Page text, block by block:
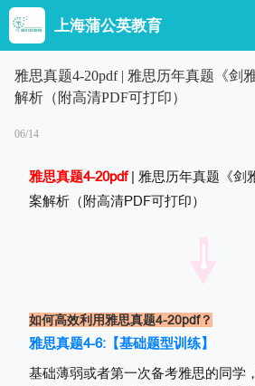
上海蒲公英教育
雅思真题4-20pdf | 雅思历年真题《剑
解析（附高清PDF可打印）
06/14
雅思真题4-20pdf| 雅思历年真题《剑
案解析（附高清PDF可打印）
如何高效利用雅思真题4-20pdf？
雅思真题4-6:【基础题型训练】
基础薄弱或者第一次备考雅思的同学